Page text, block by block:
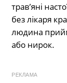
трав’яні
без лікаря
людина
або нирок.
РЕКЛАМА